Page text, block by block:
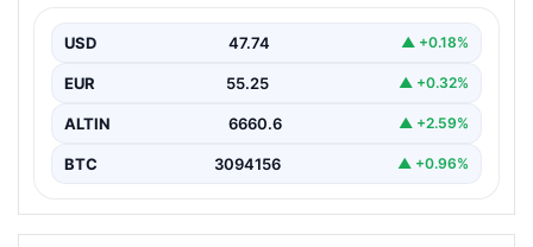
USD 47.74 ▲ +0.18%
EUR 55.25 ▲ +0.32%
ALTIN 6660.6 ▲ +2.59%
BTC 3094156 ▲ +0.96%